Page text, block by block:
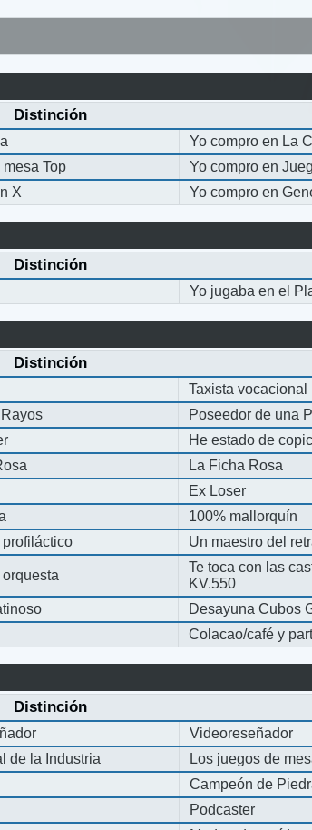
Distinción
Yo compro en La
Top
Yo compro en
X
Yo compro en
Distinción
Yo jugaba en el
Distinción
Taxista vocacional
Poseedor de una
He estado de
La Ficha Rosa
Ex Loser
100% mallorquín
profiláctico
Un maestro del
Te toca con las
KV.550
Desayuna Cubos
Colacao/café y
Distinción
Videoreseñador
de la Industria
Los juegos de
Campeón de
Podcaster